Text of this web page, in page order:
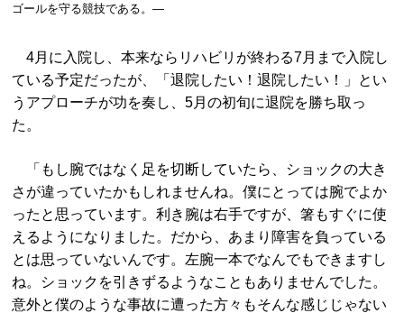
ゴールを守る競技である。―
4月に入院し、本来ならリハビリが終わる7月まで入院し
ている予定だったが、「退院したい！退院したい！」とい
うアプローチが功を奏し、5月の初旬に退院を勝ち取っ
た。
「もし腕ではなく足を切断していたら、ショックの大き
さが違っていたかもしれませんね。僕にとっては腕でよか
ったと思っています。利き腕は右手ですが、箸もすぐに使
えるようになりました。だから、あまり障害を負っている
とは思っていないんです。左腕一本でなんでもできますし
ね。ショックを引きずるようなこともありませんでした。
意外と僕のような事故に遭った方々もそんな感じじゃない